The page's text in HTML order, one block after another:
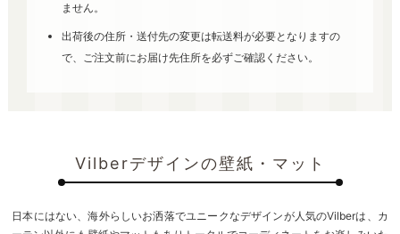
ません。
出荷後の住所・送付先の変更は転送料が必要となりますの
で、ご注文前にお届け先住所を必ずご確認ください。
Vilberデザインの壁紙・マット
日本にはない、海外らしいお洒落でユニークなデザインが人気のVilberは、カ